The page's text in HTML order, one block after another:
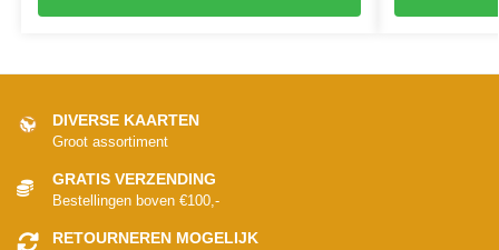
DIVERSE KAARTEN
Groot assortiment
GRATIS VERZENDING
Bestellingen boven €100,-
RETOURNEREN MOGELIJK